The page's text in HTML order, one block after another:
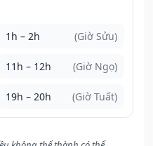
1h – 2h (Giờ Sửu)
11h – 12h (Giờ Ngọ)
19h – 20h (Giờ Tuất)